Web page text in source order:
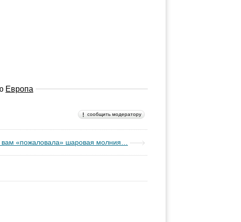
Европа
сообщить модератору
вам «пожаловала» шаровая молния…